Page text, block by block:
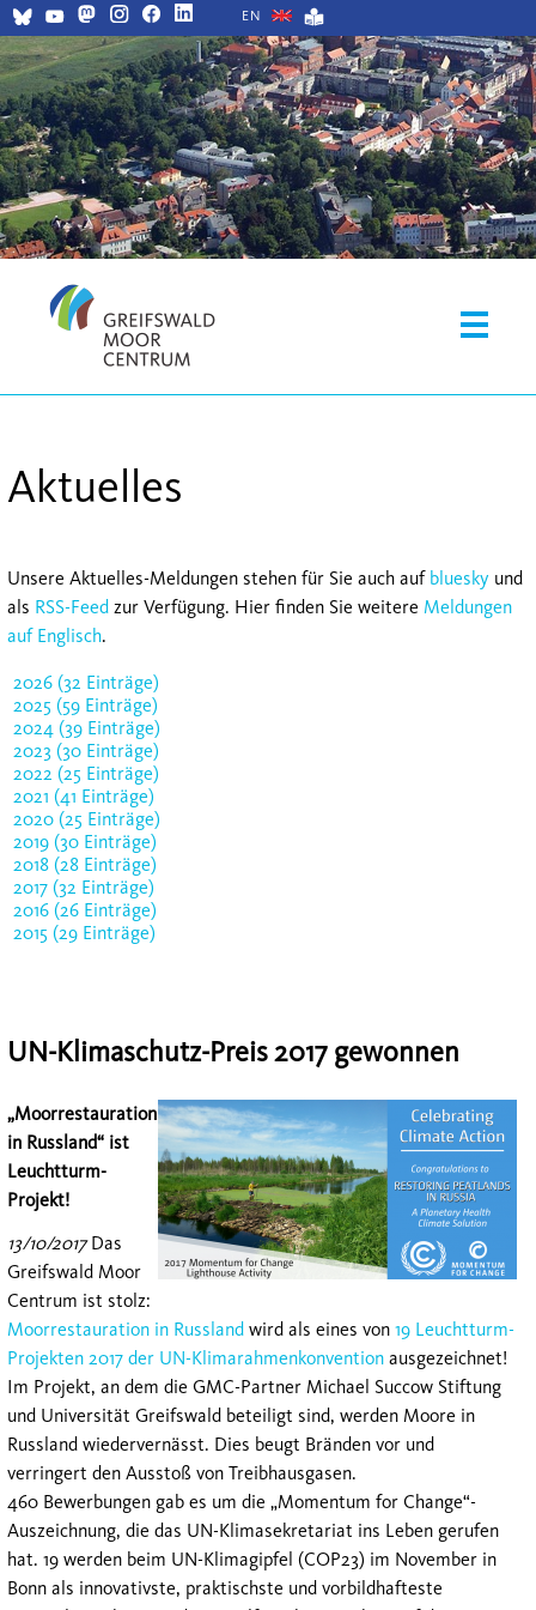
EN
Aktuelles
Unsere Aktuelles-Meldungen stehen für Sie auch auf bluesky und
als RSS-Feed zur Verfügung. Hier finden Sie weitere Meldungen
auf Englisch.
2026 (32 Einträge)
2025 (59 Einträge)
2024 (39 Einträge)
2023 (30 Einträge)
2022 (25 Einträge)
2021 (41 Einträge)
2020 (25 Einträge)
2019 (30 Einträge)
2018 (28 Einträge)
2017 (32 Einträge)
2016 (26 Einträge)
2015 (29 Einträge)
UN-Klimaschutz-Preis 2017 gewonnen
„Moorrestauration
in Russland“ ist
Leuchtturm-
Projekt!
13/10/2017Das
Greifswald Moor
Centrum ist stolz:
Moorrestauration in Russland wird als eines von 19 Leuchtturm-
Projekten 2017 der UN-Klimarahmenkonvention ausgezeichnet!
Im Projekt, an dem die GMC-Partner Michael Succow Stiftung
und Universität Greifswald beteiligt sind, werden Moore in
Russland wiedervernässt. Dies beugt Bränden vor und
verringert den Ausstoß von Treibhausgasen.
460 Bewerbungen gab es um die „Momentum for Change“-
Auszeichnung, die das UN-Klimasekretariat ins Leben gerufen
hat. 19 werden beim UN-Klimagipfel (COP23) im November in
Bonn als innovativste, praktischste und vorbildhafteste